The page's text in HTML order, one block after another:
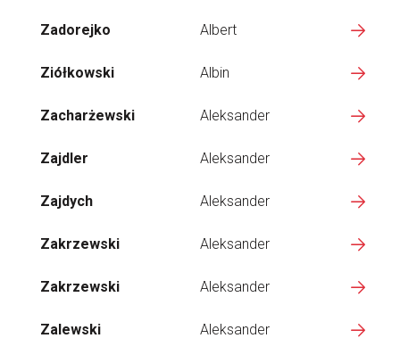
Zadorejko Albert
Ziółkowski Albin
Zacharżewski Aleksander
Zajdler Aleksander
Zajdych Aleksander
Zakrzewski Aleksander
Zakrzewski Aleksander
Zalewski Aleksander